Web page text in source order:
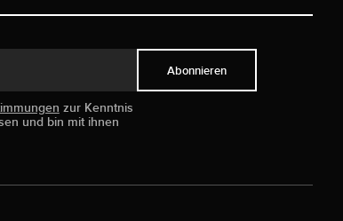
zur Kenntnis
und bin mit ihnen
Abonnieren